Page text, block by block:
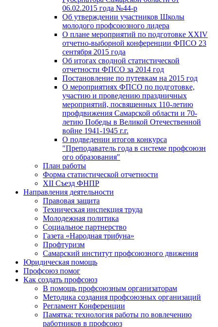
06.02.2015 года №44-р
Об утверждении участников Школы
молодого профсоюзного лидера
О плане мероприятий по подготовке XXIV
отчетно-выборной конференции ФПСО 23
сентября 2015 года
Об итогах сводной статистической
отчетности ФПСО за 2014 год
Постановление по путевкам на 2015 год
О мероприятиях ФПСО по подготовке,
участию и проведению праздничных
мероприятий, посвященных 110-летию
профдвижения Самарской области и 70-
летию Победы в Великой Отечественной
войне 1941-1945 г.г.
О подведении итогов конкурса
"Преподаватель года в системе профсоюзн
ого образования"
План работы
Форма статистической отчетности
XII Съезд ФНПР
Направления деятельности
Правовая защита
Техническая инспекция труда
Молодежная политика
Социальное партнерство
Газета «Народная трибуна»
Профтуризм
Самарский институт профсоюзного движения
Юридическая помощь
Профсоюз помог
Как создать профсоюз
В помощь профсоюзным организаторам
Методика создания профсоюзных организаций
Регламент Конференции
Памятка: технология работы по вовлечению
работников в профсоюз